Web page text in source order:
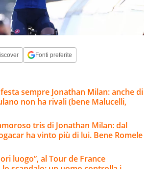
Fonti preferite
sempre Jonathan Milan: anche di
non ha rivali (bene Malucelli,
tris di Jonathan Milan: dal
ha vinto più di lui. Bene Romele
luogo”, al Tour de France